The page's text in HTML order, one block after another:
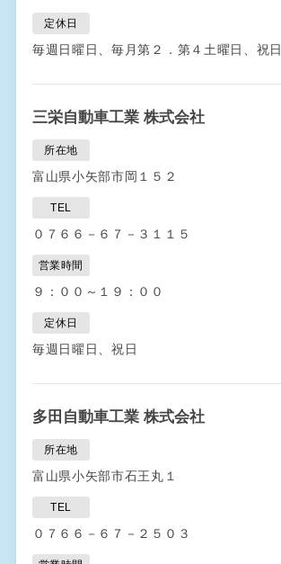
定休日
毎週日曜日、毎月第２．第４土曜日、祝日
三栄自動車工業 株式会社
所在地
富山県小矢部市岡１５２
TEL
０７６６－６７－３１１５
営業時間
９：００～１９：００
定休日
毎週日曜日、祝日
多田自動車工業 株式会社
所在地
富山県小矢部市石王丸１
TEL
０７６６－６７－２５０３